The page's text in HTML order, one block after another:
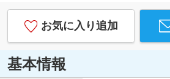
お気に入り追加
基本情報